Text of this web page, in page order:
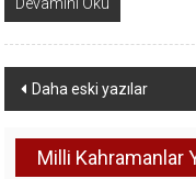
Yazı
Daha eski yazılar
Milli Kahramanlar